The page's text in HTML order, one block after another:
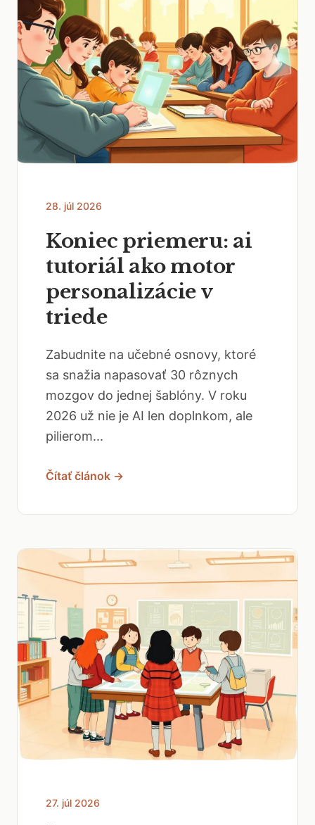
28. júl 2026
Koniec priemeru: ai
tutoriál ako motor
personalizácie v
triede
Zabudnite na učebné osnovy, ktoré
sa snažia napasovať 30 rôznych
mozgov do jednej šablóny. V roku
2026 už nie je AI len doplnkom, ale
pilierom...
Čítať článok →
27. júl 2026